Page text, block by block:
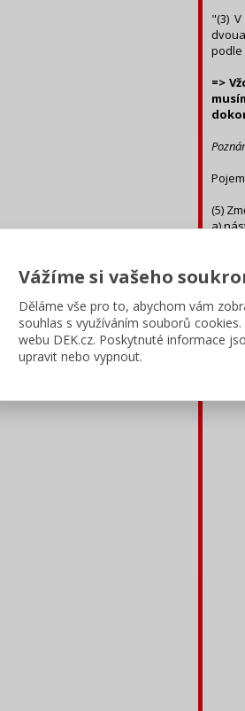
Vážíme si vašeho
Děláme vše pro to, abychom vám
souhlas s využíváním souborů
webu DEK.cz. Poskytnuté informace
upravit nebo vypnout.
"(3)
podle
=>
(5)
a)